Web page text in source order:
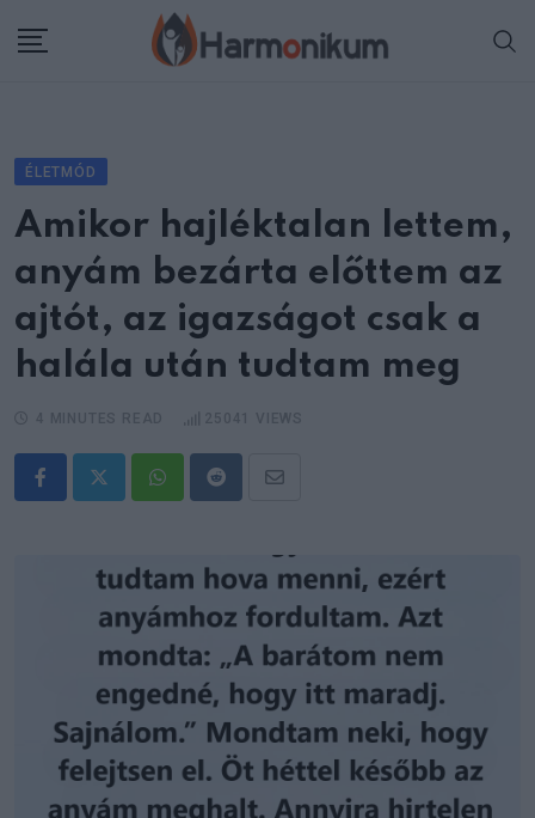
ÉLETMÓD
Amikor hajléktalan lettem,
anyám bezárta előttem az
ajtót, az igazságot csak a
halála után tudtam meg
WhatsappRedditShare
Email